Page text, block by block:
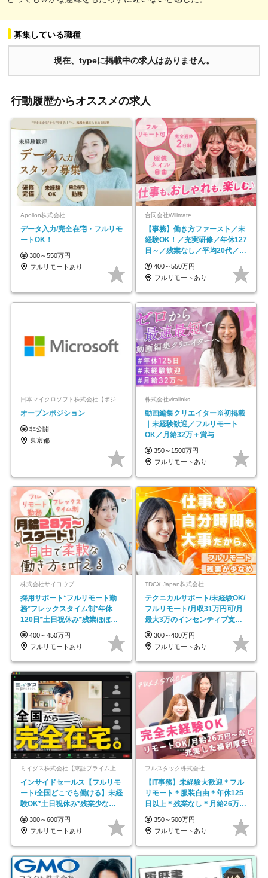
募集している職種
現在、typeに掲載中の求人はありません。
行動履歴からオススメの求人
Apollon株式会社
データ入力/完全在宅・フルリモ
ートOK！
300～550万円
フルリモートあり
合同会社Willmate
【事務】働き方ファースト／未
経験OK！／充実研修／年休127
日～／残業なし／平均20代／リ
モートOK
400～550万円
フルリモートあり
日本マイクロソフト株式会社【ポジションマッチ登録】
オープンポジション
非公開
東京都
株式会社viralinks
動画編集クリエイター※初掲載
｜未経験歓迎／フルリモート
OK／月給32万＋賞与
350～1500万円
フルリモートあり
株式会社サイヨウブ
採用サポート*フルリモート勤
務*フレックスタイム制*年休
120日*土日祝休み*残業ほぼな
し*育児中社員8割以上
400～450万円
フルリモートあり
TDCX Japan株式会社
テクニカルサポート/未経験OK/
フルリモート/月収31万円可/月
最大3万のインセンティブ支給/
平均年齢33歳
300～400万円
フルリモートあり
ミイダス株式会社【東証プライム上場パーソルグループ】
インサイドセールス【フルリモ
ート/全国どこでも働ける】未経
験OK*土日祝休み*残業少なめ*
在宅勤務手当あり
300～600万円
フルリモートあり
フルスタック株式会社
【IT事務】未経験大歓迎＊フル
リモート＊服装自由＊年休125
日以上＊残業なし＊月給26万円
以上
350～500万円
フルリモートあり